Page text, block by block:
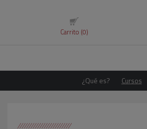
Carrito (0)
¿Qué es? Cursos